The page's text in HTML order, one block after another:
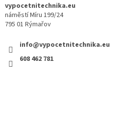
vypocetnitechnika.eu
náměstí Míru 199/24
795 01 Rýmařov
info@vypocetnitechnika.eu
608 462 781